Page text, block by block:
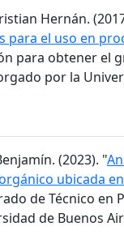
Hernán.
para el uso en
para obtener el
por la
(2023). "
ubicada en
de Técnico en
de Buenos